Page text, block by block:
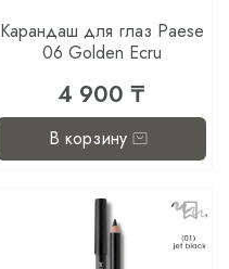
Карандаш для глаз Paese
06 Golden Ecru
4 900 ₸
В корзину